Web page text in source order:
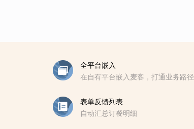
全平台嵌入
在自有平台嵌入麦客，打通业务路径
表单反馈列表
自动汇总订餐明细